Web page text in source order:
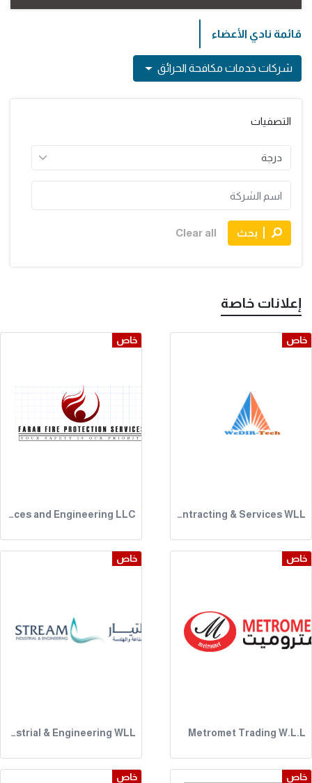
قائمة نادي الأعضاء
شركات خدمات مكافحة الحرائق
التصفيات
Clear all
إعلانات خاصة
خاص
Farah Fire Protection Services and Engineering LLC
خاص
WeDIR-Tech Trading Contracting & Services WLL
خاص
Stream Industrial & Engineering WLL
خاص
Metromet Trading W.L.L
خاص خاص